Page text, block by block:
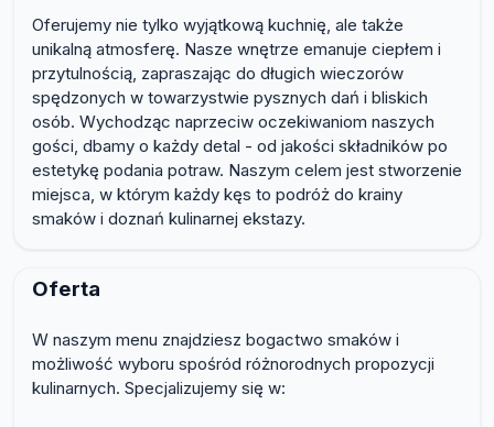
Oferujemy nie tylko wyjątkową kuchnię, ale także
unikalną atmosferę. Nasze wnętrze emanuje ciepłem i
przytulnością, zapraszając do długich wieczorów
spędzonych w towarzystwie pysznych dań i bliskich
osób. Wychodząc naprzeciw oczekiwaniom naszych
gości, dbamy o każdy detal - od jakości składników po
estetykę podania potraw. Naszym celem jest stworzenie
miejsca, w którym każdy kęs to podróż do krainy
smaków i doznań kulinarnej ekstazy.
Oferta
W naszym menu znajdziesz bogactwo smaków i
możliwość wyboru spośród różnorodnych propozycji
kulinarnych. Specjalizujemy się w: